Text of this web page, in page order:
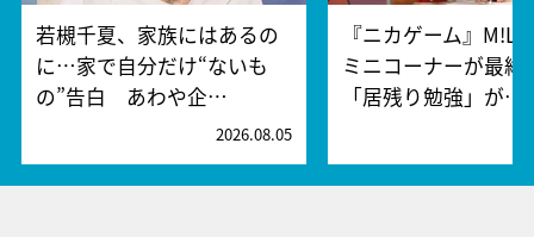
若槻千夏、家族にはあるの
に…家で自分だけ“ないも
の”告白 あわや企…
2026.08.05
『ニカゲーム』
ミニコーナーが最終
「居残り勉強」が…